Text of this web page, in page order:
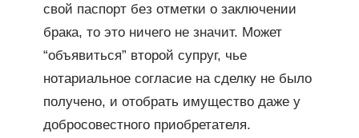
свой паспорт без отметки о заключении
брака, то это ничего не значит. Может
“объявиться” второй супруг, чье
нотариальное согласие на сделку не было
получено, и отобрать имущество даже у
добросовестного приобретателя.